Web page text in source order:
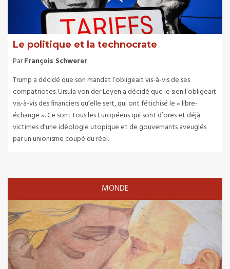
Le politique et la technocrate
ParFrançois Schwerer
Trump a décidé que son mandat l’obligeait vis-à-vis de ses
compatriotes. Ursula von der Leyen a décidé que le sien l’obligeait
vis-à-vis des financiers qu’elle sert, qui ont fétichisé le « libre-
échange ». Ce sont tous les Européens qui sont d’ores et déjà
victimes d’une idéologie utopique et de gouvernants aveuglés
par un unionisme coupé du réel.
MONDE